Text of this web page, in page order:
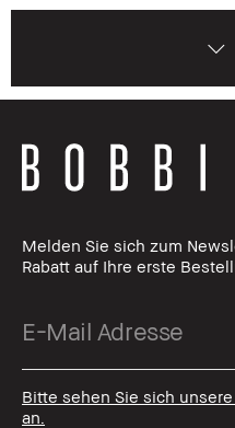
Melden Sie sich zum
Rabatt auf Ihre erste
Bitte sehen Sie sich
an.